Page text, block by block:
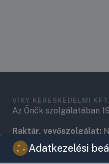
VIKY KERESKEDELMI KFT.
Az Önök szolgálatában
Raktár, vevőszolgálat:
Központ (nem
Adatkezelési